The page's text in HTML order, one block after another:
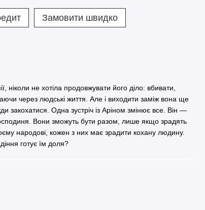
Замовити швидко
ніколи не хотіла продовжувати його діло: вбивати,
через людські життя. Але і виходити заміж вона ще
закохатися. Одна зустріч із Аріном змінює все. Він —
Вони зможуть бути разом, лише якщо зрадять
народові, кожен з них має зрадити кохану людину.
готує їм доля?